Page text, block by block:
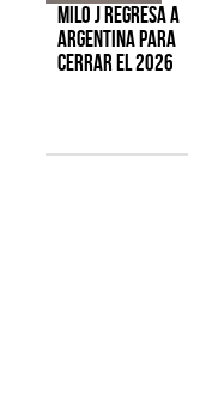
Milo J regresa a
Argentina para
cerrar el 2026